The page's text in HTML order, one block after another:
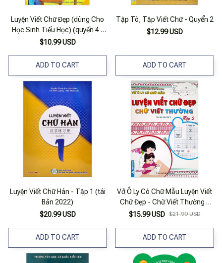
Luyện Viết Chữ Đẹp (dùng Cho
Học Sinh Tiểu Học) (quyển 4 -
Tập 1) (tái Bản)
$10.99 USD
ADD TO CART
Tập Tô, Tập Viết Chữ - Quyển 2
$12.99 USD
ADD TO CART
Luyện Viết Chữ Hán - Tập 1 (tái
Bản 2022)
$20.99 USD
ADD TO CART
Vở Ô Ly Có Chữ Mẫu Luyện Viết
Chữ Đẹp - Chữ Viết Thường -
Tập 2 (Tái Bản)
$15.99 USD $21.99 USD
ADD TO CART